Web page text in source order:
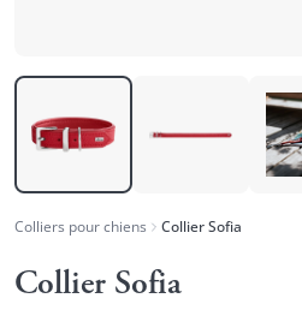
Colliers pour chiens Collier Sofia
Collier Sofia